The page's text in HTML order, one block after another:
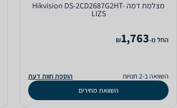
‏מצלמת דמה Hikvision DS-2CD2687G2HT-
LIZS
‫החל מ-1,763
₪
השוואה ב-2 חנויות
הוספת חוות דעת
השוואת מחירים